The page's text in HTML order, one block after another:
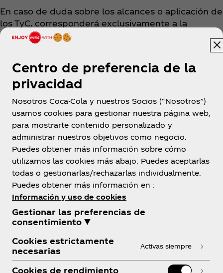
En caso de duda sobre los alcances o aplicación de
los TyC, corresponderá exclusivamente a la
Organizadora determinar su interpretación.
Ecuador
Sobre nosotros
¿Necesitas ayuda?
Centro de preferencia de la
privacidad
Nosotros Coca-Cola y nuestros Socios (“Nosotros”)
usamos cookies para gestionar nuestra página web,
para mostrarte contenido personalizado y
administrar nuestros objetivos como negocio.
Puedes obtener más información sobre cómo
utilizamos las cookies más abajo. Puedes aceptarlas
todas o gestionarlas/rechazarlas individualmente.
Puedes obtener más información en :
Información y uso de cookies
Gestionar las preferencias de
consentimiento ▼
Cookies estrictamente
necesarias
Activas siempre
Cookies de rendimiento